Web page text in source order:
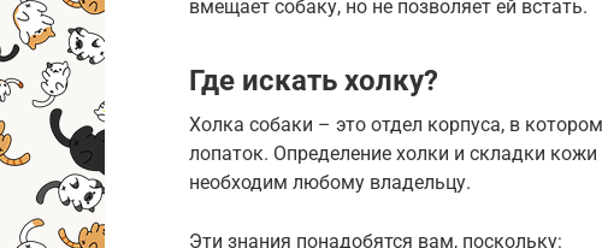
вмещает собаку, но не позволяет ей встать.
Где искать холку?
Холка собаки – это отдел корпуса, в
лопаток. Определение холки и складки
необходим любому владельцу.
Эти знания понадобятся вам, поскольку: